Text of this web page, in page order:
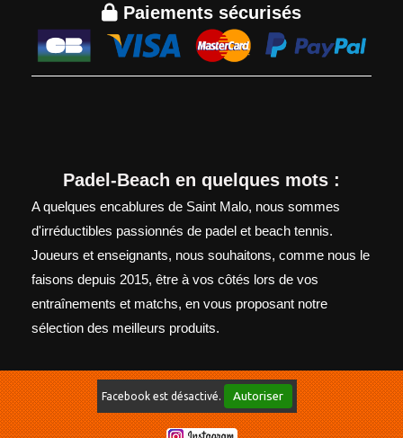
 Paiements sécurisés
Padel-Beach en quelques mots :
A quelques encablures de Saint Malo, nous sommes
d'irréductibles passionnés de padel et beach tennis.
Joueurs et enseignants, nous souhaitons, comme nous le
faisons depuis 2015, être à vos côtés lors de vos
entraînements et matchs, en vous proposant notre
sélection des meilleurs produits.
Facebook est désactivé. Autoriser